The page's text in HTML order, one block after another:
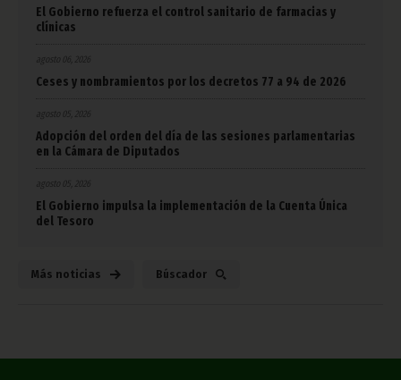
El Gobierno refuerza el control sanitario de farmacias y
clínicas
agosto 06, 2026
Ceses y nombramientos por los decretos 77 a 94 de 2026
Adopción del orden del día de las sesiones parlamentarias
en la Cámara de Diputados
El Gobierno impulsa la implementación de la Cuenta Única
del Tesoro
Más noticias Búscador